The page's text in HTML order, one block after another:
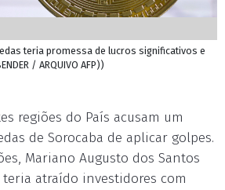
teria promessa de lucros significativos e
/ ARQUIVO AFP))
regiões do País acusam um
de Sorocaba de aplicar golpes.
Mariano Augusto dos Santos
teria atraído investidores com